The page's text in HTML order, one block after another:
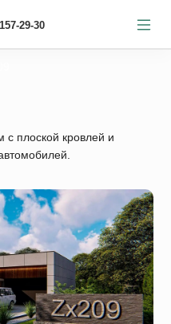
29-30
плоской кровлей и